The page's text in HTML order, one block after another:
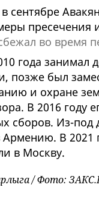
сентябре
пресечения
во время
года занимал
позже был
и охране
В 2016 году
сборов. Из-под
Армению. В 2021
в Москву.
/ Фото: